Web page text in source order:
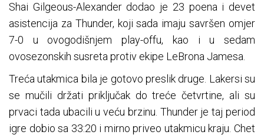
Shai Gilgeous-Alexander dodao je 23 poena i devet
asistencija za Thunder, koji sada imaju savršen omjer
7-0 u ovogodišnjem play-offu, kao i u sedam
ovosezonskih susreta protiv ekipe LeBrona Jamesa.
Treća utakmica bila je gotovo preslik druge. Lakersi su
se mučili držati priključak do treće četvrtine, ali su
prvaci tada ubacili u veću brzinu. Thunder je taj period
igre dobio sa 33:20 i mirno priveo utakmicu kraju. Chet